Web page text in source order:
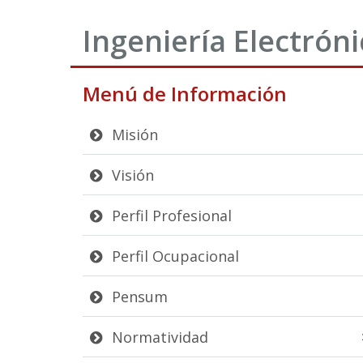
Ingeniería
Menú de Información
Misión
Visión
Perfil Profesional
Perfil Ocupacional
Pensum
Normatividad